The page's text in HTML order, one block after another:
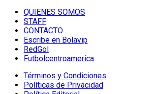
QUIENES SOMOS
STAFF
CONTACTO
Escribe en Bolavip
RedGol
Futbolcentroamerica
Términos y Condiciones
Políticas de Privacidad